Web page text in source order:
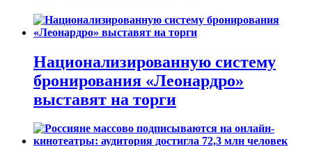
Национализированную систему
бронирования «Леонардро»
выставят на торги